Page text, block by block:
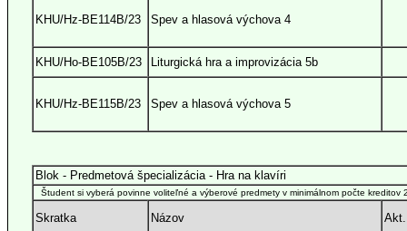
KHU/Hz-BE114B/23 Spev a hlasová výchova 4
KHU/Ho-BE105B/23 Liturgická hra a improvizácia 5b
KHU/Hz-BE115B/23 Spev a hlasová výchova 5
Blok - Predmetová špecializácia - Hra na klavíri
Študent si vyberá povinne voliteľné a výberové predmety v minimálnom počte
Skratka Názov Akt.